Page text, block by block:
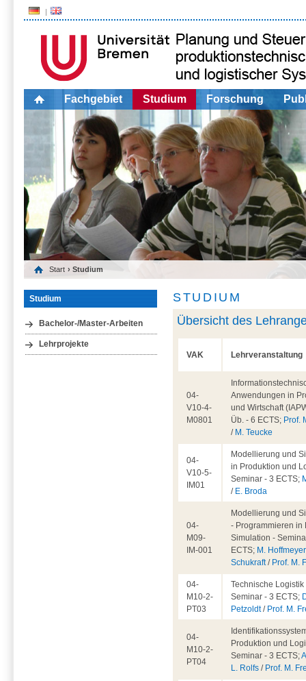
Fachgebiet Studium Forschung
Start › Studium
Studium
Bachelor-/Master-Arbeiten
Lehrprojekte
STUDIUM
Übersicht des
VAK Lehrveranstaltung
04-
V10-4-
M0801
Anwendungen in
und Wirtschaft
Üb. - 6 ECTS; Prof.
/ M. Teucke
04-
V10-5-
IM01
Modellierung und
in Produktion und
Seminar - 3 ECTS;
/ E. Broda
04-
M09-
IM-001
Modellierung und
- Programmieren in
Simulation -
ECTS; M. Hoffmeyer
Schukraft/ Prof. M.
04-
M10-2-
PT03
Technische Logistik
Seminar - 3 ECTS;
Petzoldt/ Prof. M.
04-
M10-2-
PT04
Produktion und
Seminar - 3 ECTS;
L. Rolfs / Prof. M.